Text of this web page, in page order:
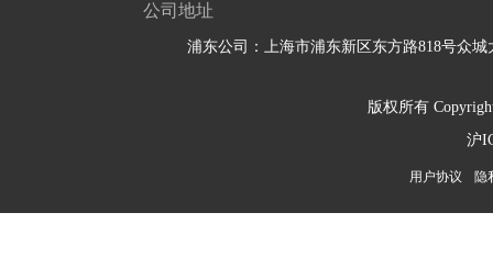
公司地址
浦东公司：上海市浦东新区东方路818号众城
版权所有
沪
用户协议 隐